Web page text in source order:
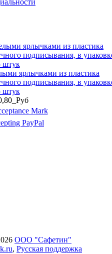
ярлычками из пластика
подписывания, в
штук
ООО "Сафетин"
, Русская поддержка